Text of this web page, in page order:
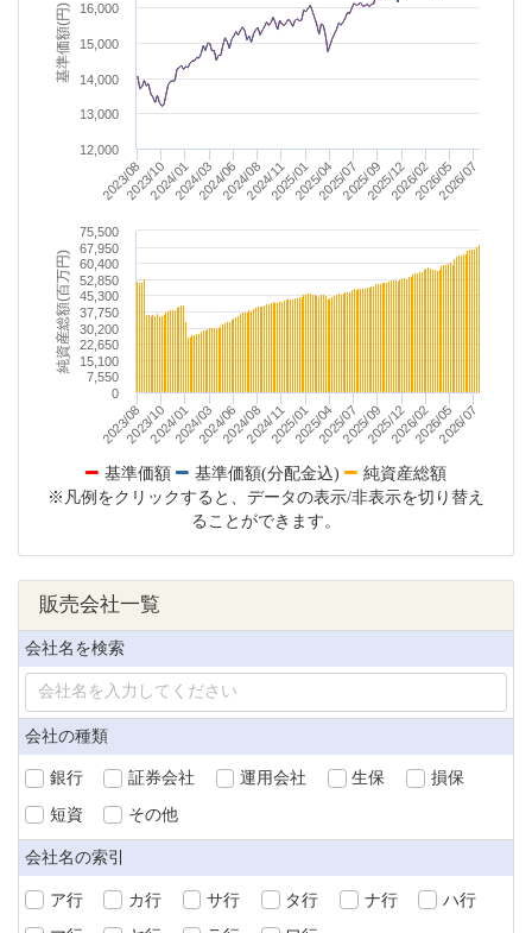
基準価額(円)
2023/08 2025/07
2023/102024/012024/032024/062024/082024/112025/012025/042025/092025/122026/022026/052026/07
12,000
13,000
14,000
15,000
16,000
純資産総額(百万円)
2023/08 2025/07
2023/102024/012024/032024/062024/082024/112025/012025/042025/092025/122026/022026/052026/07
0
7,550
15,100
22,650
30,200
37,750
45,300
52,850
60,400
67,950
75,500
基準価額 基準価額(分配金込)
純資産総額
※凡例をクリックすると、データの表示/非表示を切り替え
ることができます。
販売会社一覧
会社名を検索
会社の種類
銀行 証券会社 運用会社 生保 損保
短資 その他
会社名の索引
ア行 カ行 サ行 タ行 ナ行 ハ行